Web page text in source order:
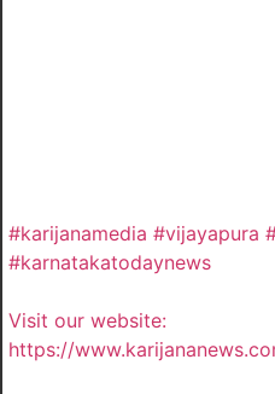
#karijanamedia #vijayapura
#karnatakatodaynews
Visit our website:
https://